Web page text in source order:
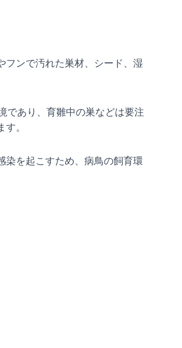
フンで汚れた巣材、シード、湿
であり、育雛中の巣などは要注
。
染を起こすため、病鳥の飼育環